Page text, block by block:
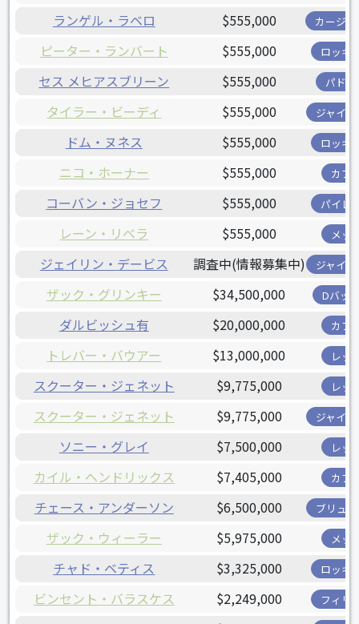
ランゲル・ラベロ $555,000 カージ
ピーター・ランバート $555,000 ロッキ
セス メヒアスブリーン $555,000 パド
タイラー・ビーディ $555,000 ジャイ
ドム・ヌネス $555,000 ロッキ
ニコ・ホーナー $555,000 カブ
コーバン・ジョセフ $555,000 パイレ
レーン・リベラ $555,000 メッ
ジェイリン・デービス 調査中(情報募集中) ジャイ
ザック・グリンキー $34,500,000 Dバッ
ダルビッシュ有 $20,000,000 カブ
トレバー・バウアー $13,000,000 レッ
スクーター・ジェネット $9,775,000 レッ
スクーター・ジェネット $9,775,000 ジャイ
ソニー・グレイ $7,500,000 レッ
カイル・ヘンドリックス $7,405,000 カブ
チェース・アンダーソン $6,500,000 ブリュ
ザック・ウィーラー $5,975,000 メッ
チャド・ベティス $3,325,000 ロッキ
ビンセント・バラスケス $2,249,000 フィリ